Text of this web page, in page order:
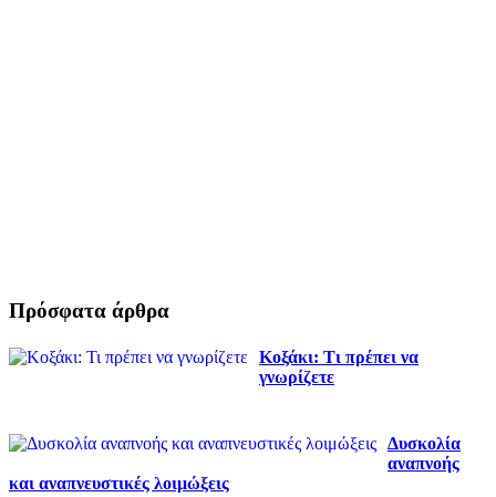
Πρόσφατα άρθρα
Κοξάκι: Τι πρέπει να
γνωρίζετε
Δυσκολία
αναπνοής
και αναπνευστικές λοιμώξεις